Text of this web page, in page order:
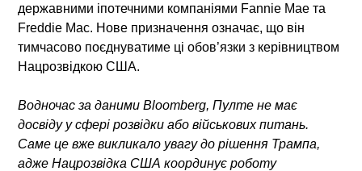
державними іпотечними компаніями Fannie Mae та
Freddie Mac. Нове призначення означає, що він
тимчасово поєднуватиме ці обов’язки з керівництвом
Нацрозвідкою США.
Водночас за даними Bloomberg, Пулте не має
досвіду у сфері розвідки або військових питань.
Саме це вже викликало увагу до рішення Трампа,
адже Нацрозвідка США координує роботу